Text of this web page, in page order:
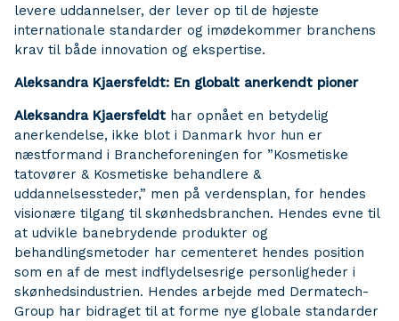
levere uddannelser, der lever op til de højeste
internationale standarder og imødekommer branchens
krav til både innovation og ekspertise.
Aleksandra Kjaersfeldt: En globalt anerkendt pioner
Aleksandra Kjaersfeldt har opnået en betydelig
anerkendelse, ikke blot i Danmark hvor hun er
næstformand i Brancheforeningen for ”Kosmetiske
tatovører & Kosmetiske behandlere &
uddannelsessteder,” men på verdensplan, for hendes
visionære tilgang til skønhedsbranchen. Hendes evne til
at udvikle banebrydende produkter og
behandlingsmetoder har cementeret hendes position
som en af de mest indflydelsesrige personligheder i
skønhedsindustrien. Hendes arbejde med Dermatech-
Group har bidraget til at forme nye globale standarder